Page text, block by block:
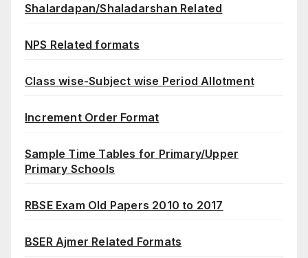
Shalardapan/Shaladarshan Related
NPS Related formats
Class wise-Subject wise Period Allotment
Increment Order Format
Sample Time Tables for Primary/Upper
Primary Schools
RBSE Exam Old Papers 2010 to 2017
BSER Ajmer Related Formats